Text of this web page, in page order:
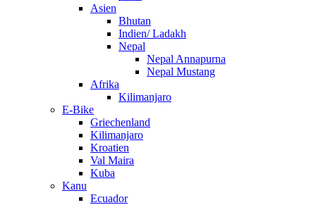
Asien
Bhutan
Indien/ Ladakh
Nepal
Nepal Annapurna
Nepal Mustang
Afrika
Kilimanjaro
E-Bike
Griechenland
Kilimanjaro
Kroatien
Val Maira
Kuba
Kanu
Ecuador